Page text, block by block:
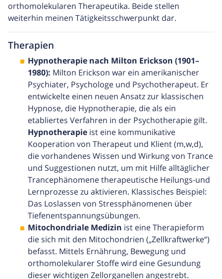
orthomolekularen Therapeutika. Beide stellen
weiterhin meinen Tätigkeitsschwerpunkt dar.
Therapien
Hypnotherapie nach Milton Erickson (1901–
1980): Milton Erickson war ein amerikanischer
Psychiater, Psychologe und Psychotherapeut. Er
entwickelte einen neuen Ansatz zur klassischen
Hypnose, die Hypnotherapie, die als ein
etabliertes Verfahren in der Psychotherapie gilt.
Hypnotherapie ist eine kommunikative
Kooperation von Therapeut und Klient (m,w,d),
die vorhandenes Wissen und Wirkung von Trance
und Suggestionen nutzt, um mit Hilfe alltäglicher
Trancephänomene therapeutische Heilungs-und
Lernprozesse zu aktivieren. Klassisches Beispiel:
Das Loslassen von Stressphänomenen über
Tiefenentspannungsübungen.
Mitochondriale Medizin ist eine Therapieform
die sich mit den Mitochondrien („Zellkraftwerke“)
befasst. Mittels Ernährung, Bewegung und
orthomolekularer Stoffe wird eine Gesundung
dieser wichtigen Zellorganellen angestrebt.